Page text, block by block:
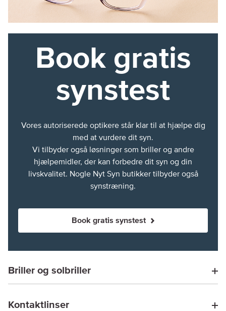
Book gratis
synstest
Vores autoriserede optikere står klar til at hjælpe dig
med at vurdere dit syn.
Vi tilbyder også løsninger som briller og andre
hjælpemidler, der kan forbedre dit syn og din
livskvalitet. Nogle Nyt Syn butikker tilbyder også
synstræning.
Book gratis synstest
Briller og solbriller
Kontaktlinser